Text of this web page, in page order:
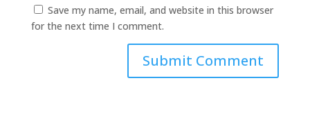
Save my name, email, and website in this browser
for the next time I comment.
Submit Comment